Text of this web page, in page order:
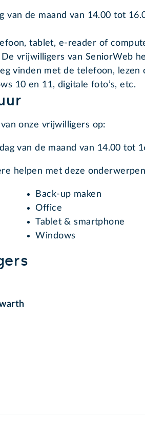
van de maand van 14.00 tot
tablet, e-reader of
vrijwilligers van SeniorWeb
vinden met de telefoon,
10 en 11, digitale foto’s, etc.
onze vrijwilligers op:
van de maand van 14.00 tot
helpen met deze
Back-up maken
Office
Tablet & smartphone
Windows